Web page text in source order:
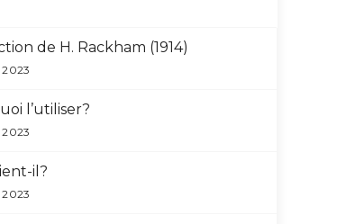
de H. Rackham (1914)
l’utiliser?
il?